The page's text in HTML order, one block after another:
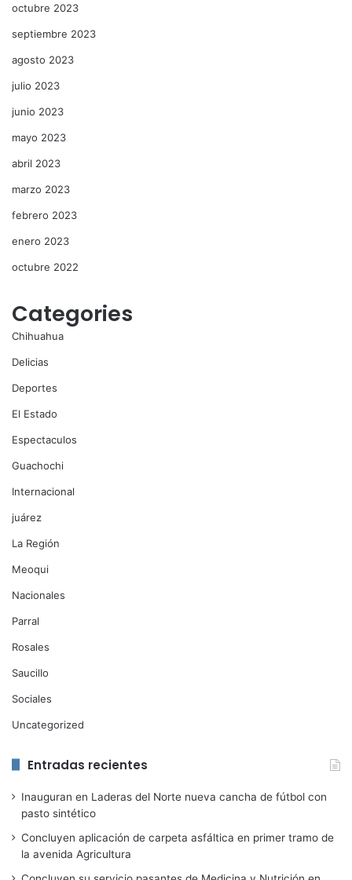
octubre 2023
septiembre 2023
agosto 2023
julio 2023
junio 2023
mayo 2023
abril 2023
marzo 2023
febrero 2023
enero 2023
octubre 2022
Categories
Chihuahua
Delicias
Deportes
El Estado
Espectaculos
Guachochi
Internacional
juárez
La Región
Meoqui
Nacionales
Parral
Rosales
Saucillo
Sociales
Uncategorized
Entradas recientes
Inauguran en Laderas del Norte nueva cancha de fútbol con
pasto sintético
Concluyen aplicación de carpeta asfáltica en primer tramo de
la avenida Agricultura